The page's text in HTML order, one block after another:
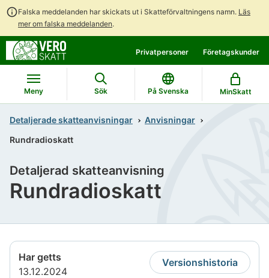
Falska meddelanden har skickats ut i Skatteförvaltningens namn. Läs
mer om falska meddelanden.
direkt
till
innehållet
till
hela
webbplatsens
sökning
Privatpersoner Företagskunder
Meny Sök På Svenska MinSkatt
Detaljerade skatteanvisningar
Anvisningar
Rundradioskatt
Rundradioskatt
Detaljerad skatteanvisning
Har getts
13.12.2024
Versionshistoria